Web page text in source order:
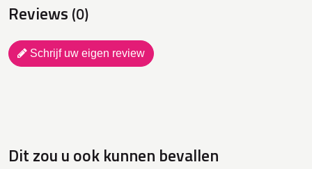
Reviews (0)
Schrijf uw eigen review
Dit zou u ook kunnen bevallen